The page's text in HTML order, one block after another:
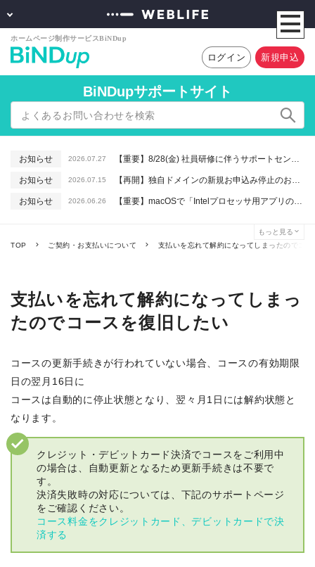
ログイン 新規申込
BiNDupサポートサイト
お知らせ 2026.07.27 【重要】8/28(金) 社員研修に伴うサポートセンター休業のお知らせ
お知らせ 2026.07.15 【再開】独自ドメインの新規お申込み停止のお知らせ
お知らせ 2026.06.26 【重要】macOSで「Intelプロセッサ用アプリの対応は終了します」と表示される件について（アプリは引き続きご利用いただけます）
もっと見る
TOP ご契約・お支払いについて 支払いを忘れて解約になってしまったのでコ
支払いを忘れて解約になってしまっ
たのでコースを復旧したい
コースの更新手続きが行われていない場合、コースの有効期限
日の翌月16日に
コースは自動的に停止状態となり、翌々月1日には解約状態と
なります。
クレジット・デビットカード決済でコースをご利用中
の場合は、自動更新となるため更新手続きは不要で
す。
決済失敗時の対応については、下記のサポートページ
をご確認ください。
コース料金をクレジットカード、デビットカードで決
済する